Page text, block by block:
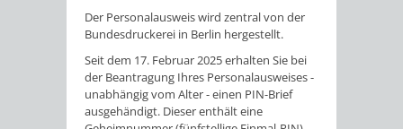
Der Personalausweis wird zentral von der
Bundesdruckerei in Berlin hergestellt.
Seit dem 17. Februar 2025 erhalten Sie bei
der Beantragung Ihres Personalausweises-
unabhängig vom Alter -einen PIN-Brief
ausgehändigt. Dieser enthält eine